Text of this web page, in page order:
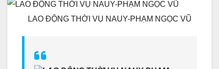
LAO ĐỘNG THỜI VỤ NAUY-PHẠM NGỌC VŨ